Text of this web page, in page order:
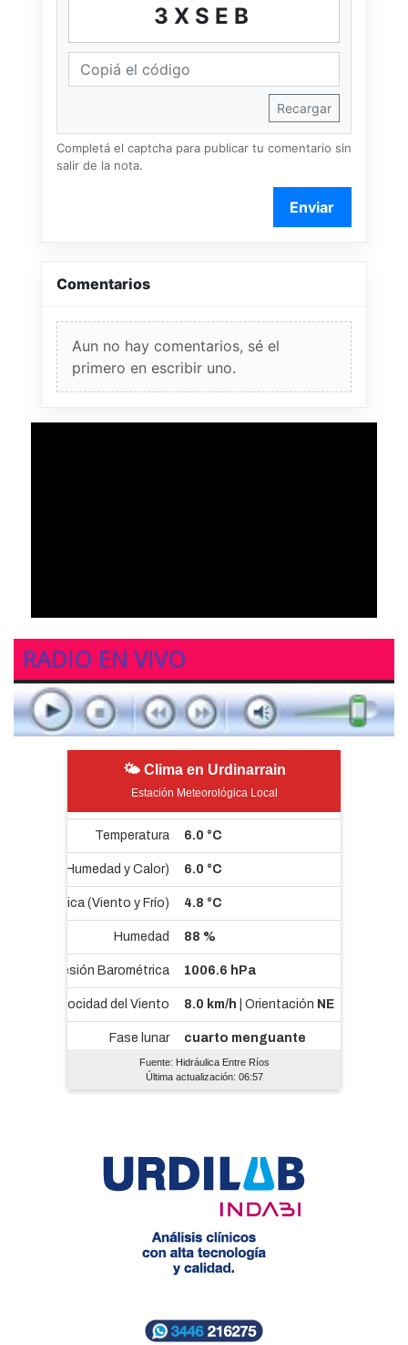
3XSEB
Recargar
Completá el captcha para publicar tu comentario sin
salir de la nota.
Enviar
Comentarios
Aun no hay comentarios, sé el
primero en escribir uno.
RADIO EN VIVO
🌤 Clima en Urdinarrain
Estación Meteorológica Local
Fuente: Hidráulica Entre Ríos
Última actualización: 06:57